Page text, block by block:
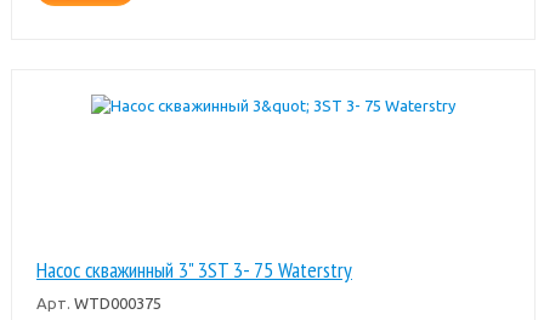
Насос скважинный 3" 3ST 3- 75 Waterstry
Арт. WTD000375